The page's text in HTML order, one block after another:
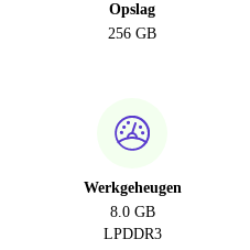
Opslag
256 GB
Werkgeheugen
8.0 GB
LPDDR3